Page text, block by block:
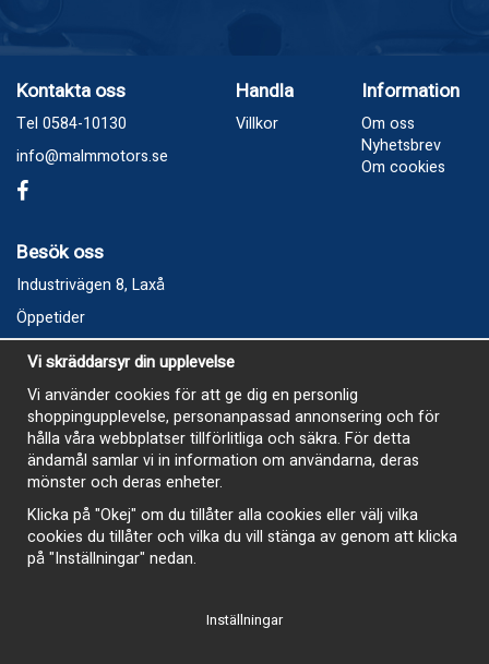
Kontakta oss
Tel 0584-10130
info@malmmotors.se
Handla
Villkor
Information
Om oss
Nyhetsbrev
Om cookies
Besök oss
Industrivägen 8, Laxå
Öppetider
Vecka 32
Måndag kl 9-12, kl 13 - 15
Onsdag kl 9-12, kl 13 - 15
Tisdag, Tordag och Fredag stängt
E-Handelsbutiken är öppen och paket skickas hela
sommaren
Vi skräddarsyr din upplevelse
Vi använder cookies för att ge dig en personlig
shoppingupplevelse, personanpassad annonsering och för
hålla våra webbplatser tillförlitliga och säkra. För detta
ändamål samlar vi in information om användarna, deras
mönster och deras enheter.
Klicka på "Okej" om du tillåter alla cookies eller välj vilka
cookies du tillåter och vilka du vill stänga av genom att klicka
på "Inställningar" nedan.
Inställningar